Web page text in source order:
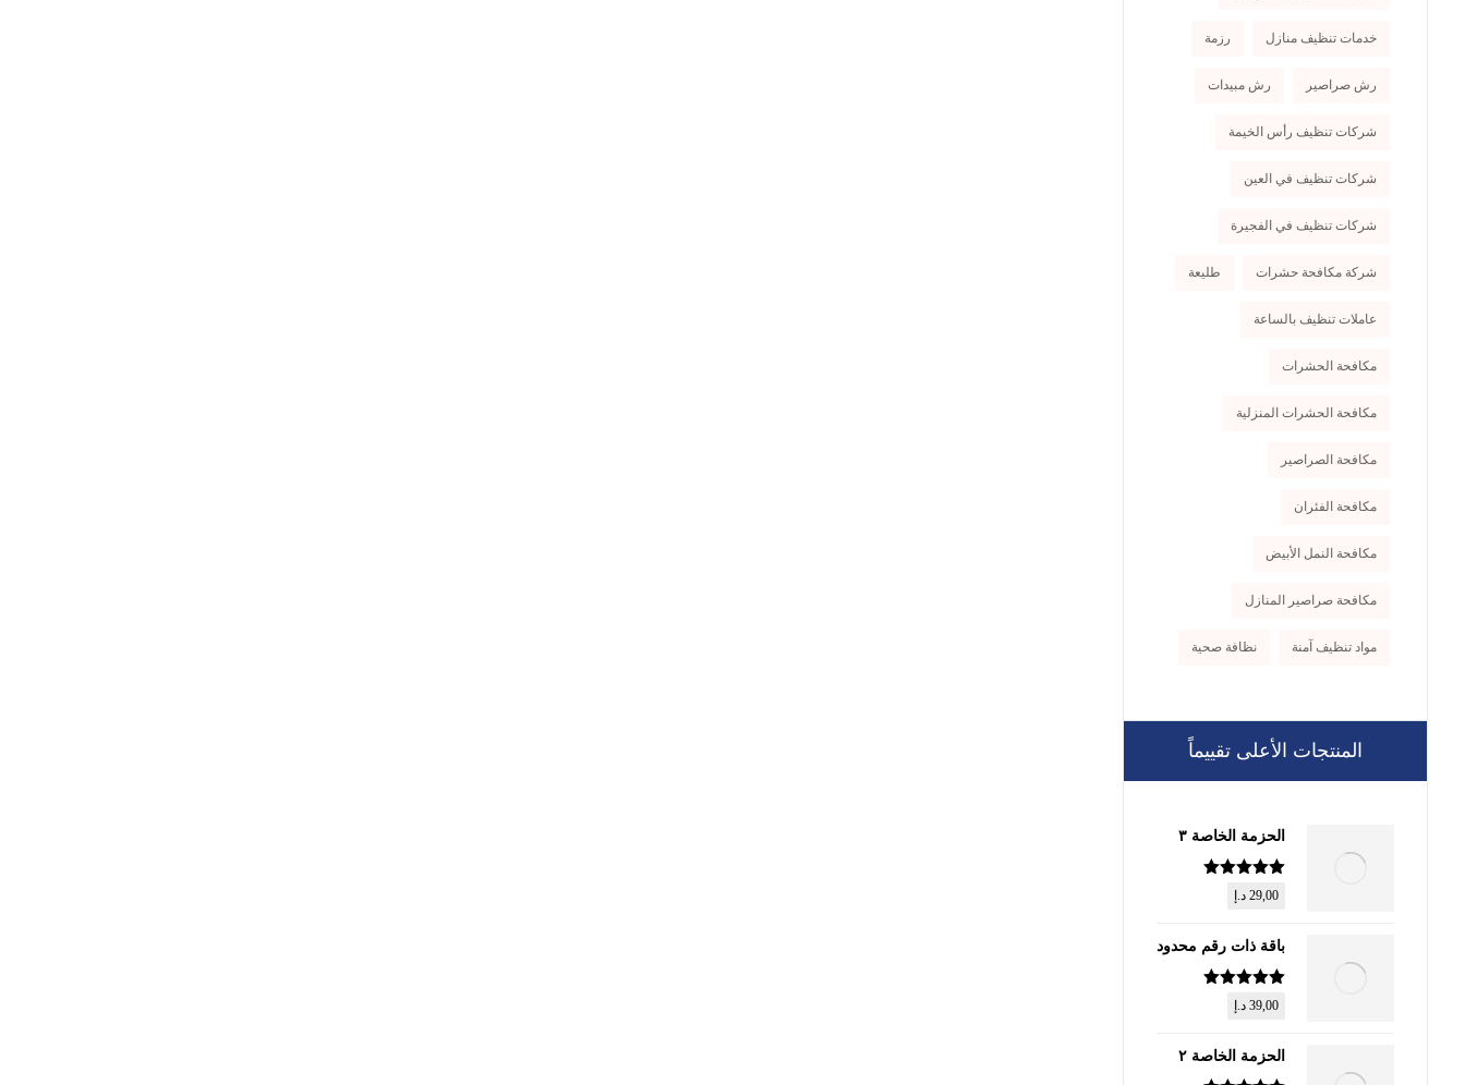
خدمات تنظيف منازل رزمة
رش صراصير رش مبيدات
شركات تنظيف رأس الخيمة
شركات تنظيف في العين
شركات تنظيف في الفجيرة
شركة مكافحة حشرات طليعة
عاملات تنظيف بالساعة
مكافحة الحشرات
مكافحة الحشرات المنزلية
مكافحة الصراصير
مكافحة الفئران
مكافحة النمل الأبيض
مكافحة صراصير المنازل
مواد تنظيف آمنة نظافة صحية
المنتجات الأعلى تقييماً
الحزمة الخاصة ٣
تم التقييم
من 5
29,00 د.إ
باقة ذات رقم محدود
تم التقييم
من 5
39,00 د.إ
الحزمة الخاصة ٢